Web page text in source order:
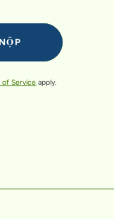
of Service apply.